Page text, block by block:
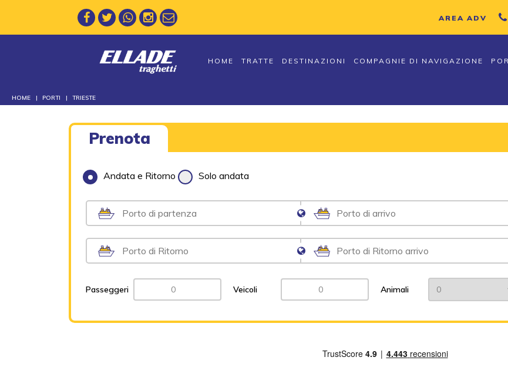
AREA ADV
HOME TRATTE DESTINAZIONI COMPAGNIE DI NAVIGAZIONE
HOME PORTI TRIESTE
Prenota
Andata e Ritorno Solo andata
Passeggeri Veicoli Animali